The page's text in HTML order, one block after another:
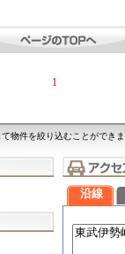
1
物件を絞り込むことができ
沿線